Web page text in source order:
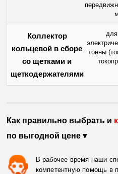
м
Коллектор
кольцевой в сборе
со щетками и
щеткодержателями
тонны
Как правильно выбрать и
по выгодной цене ▾
В рабочее время наши
компетентную помощь в